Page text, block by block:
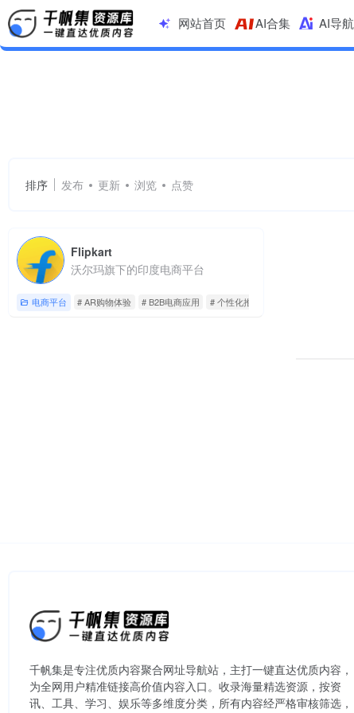
网站首页 AI合集 AI导航
排序 发布 更新 浏览 点赞
Flipkart
沃尔玛旗下的印度电商平台
电商平台 # AR购物体验 # B2B电商应用 # 个性化推荐系统
千帆集是专注优质内容聚合网址导航站，主打一键直达优质内容，
为全网用户精准链接高价值内容入口。​收录海量精选资源，按资
讯、工具、学习、娱乐等多维度分类，所有内容经严格审核筛选，